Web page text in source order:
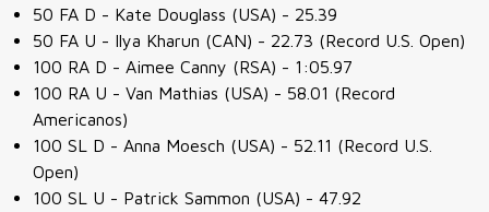
50 FA D - Kate Douglass (USA) - 25.39
50 FA U - Ilya Kharun (CAN) - 22.73 (Record U.S. Open)
100 RA D - Aimee Canny (RSA) - 1:05.97
100 RA U - Van Mathias (USA) - 58.01 (Record
Americanos)
100 SL D - Anna Moesch (USA) - 52.11 (Record U.S.
Open)
100 SL U - Patrick Sammon (USA) - 47.92